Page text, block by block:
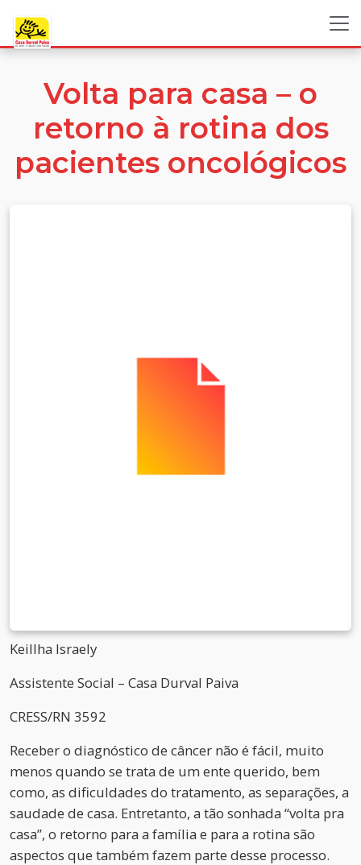
Volta para casa – o
retorno à rotina dos
pacientes oncológicos
Keillha Israely
Assistente Social – Casa Durval Paiva
CRESS/RN 3592
Receber o diagnóstico de câncer não é fácil, muito
menos quando se trata de um ente querido, bem
como, as dificuldades do tratamento, as separações, a
saudade de casa. Entretanto, a tão sonhada “volta pra
casa”, o retorno para a família e para a rotina são
aspectos que também fazem parte desse processo.